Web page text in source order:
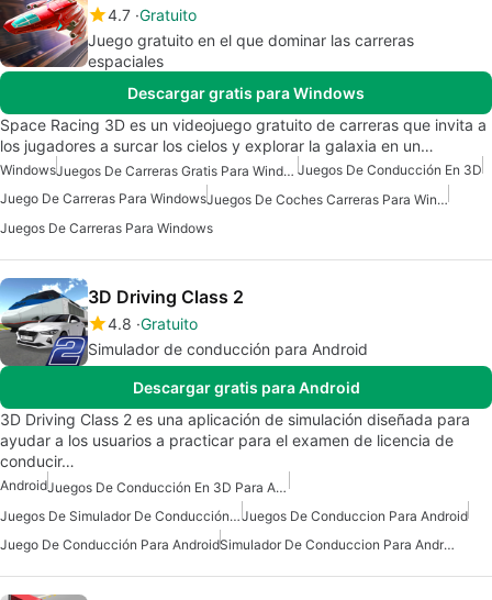
4.7 Gratuito
Juego gratuito en el que dominar las carreras
espaciales
Descargar gratis para Windows
Space Racing 3D es un videojuego gratuito de carreras que invita a
los jugadores a surcar los cielos y explorar la galaxia en un…
Windows Juegos De Carreras Gratis Para Windows Juegos De Conducción En 3D
Juego De Carreras Para Windows
Juegos De Coches Carreras Para Windows
Juegos De Carreras Para Windows
3D Driving Class 2
4.8 Gratuito
Simulador de conducción para Android
Descargar gratis para Android
3D Driving Class 2 es una aplicación de simulación diseñada para
ayudar a los usuarios a practicar para el examen de licencia de
conducir…
Android
Juegos De Conducción En 3D Para Android
Juegos De Simulador De Conducción Para Android Juegos De Conduccion Para Android
Juego De Conducción Para Android
Simulador De Conduccion Para Android